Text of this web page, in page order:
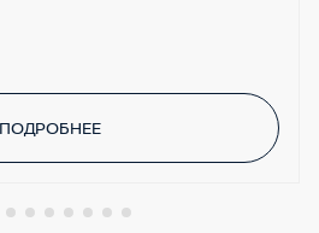
ПОДРОБНЕЕ